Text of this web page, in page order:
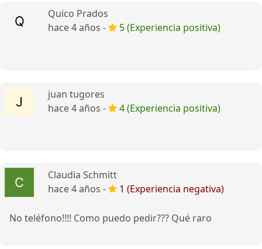
Quico Prados
hace 4 años -
5 (Experiencia positiva)
juan tugores
hace 4 años -
4 (Experiencia positiva)
Claudia Schmitt
hace 4 años -
1 (Experiencia negativa)
No teléfono!!!! Como puedo pedir??? Qué raro